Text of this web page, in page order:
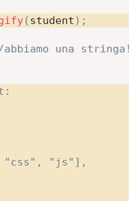
(student) ;
una stringa!
"js"],